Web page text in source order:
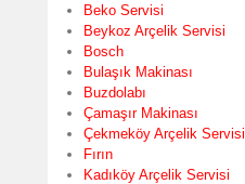
Beko Servisi
Beykoz Arçelik Servisi
Bosch
Bulaşık Makinası
Buzdolabı
Çamaşır Makinası
Çekmeköy Arçelik Servisi
Fırın
Kadıköy Arçelik Servisi